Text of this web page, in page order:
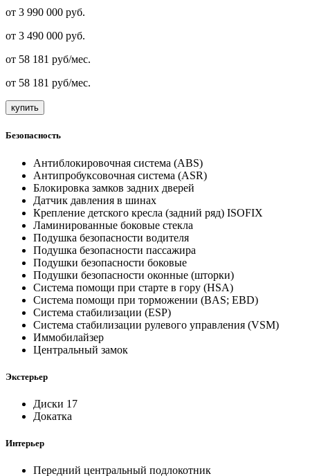
от 3 990 000 руб.
от 3 490 000 руб.
от 58 181 руб/мес.
от 58 181 руб/мес.
купить
Безопасность
Антиблокировочная система (ABS)
Антипробуксовочная система (ASR)
Блокировка замков задних дверей
Датчик давления в шинах
Крепление детского кресла (задний ряд) ISOFIX
Ламинированные боковые стекла
Подушка безопасности водителя
Подушка безопасности пассажира
Подушки безопасности боковые
Подушки безопасности оконные (шторки)
Система помощи при старте в гору (HSA)
Система помощи при торможении (BAS; EBD)
Система стабилизации (ESP)
Система стабилизации рулевого управления (VSM)
Иммобилайзер
Центральный замок
Экстерьер
Диски 17
Докатка
Интерьер
Передний центральный подлокотник